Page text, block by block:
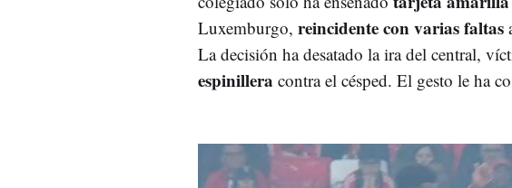
Luxemburgo, reincidente con varias faltas
La decisión ha desatado la ira del central,
espinillera contra el césped. El gesto le ha